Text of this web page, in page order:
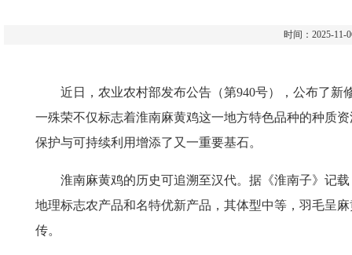
时间：2025-
近日，农业农村部发布公告（第940号），公布了新
一殊荣不仅标志着淮南麻黄鸡这一地方特色品种的种质
保护与可持续利用增添了又一重要基石。
淮南麻黄鸡的历史可追溯至汉代。据《淮南子》记载
地理标志农产品和名特优新产品，其体型中等，羽毛呈
传。